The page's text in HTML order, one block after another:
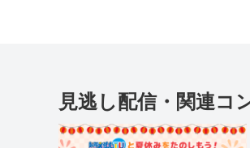
見逃し配信・関連コ